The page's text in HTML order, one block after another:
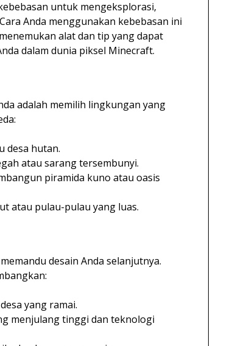
untuk mengeksplorasi,
Anda menggunakan kebebasan ini
alat dan tip yang dapat
dalam dunia piksel Minecraft.
adalah memilih lingkungan yang
desa hutan.
atau sarang tersembunyi.
piramida kuno atau oasis
atau pulau-pulau yang luas.
desain Anda selanjutnya.
yang ramai.
menjulang tinggi dan teknologi